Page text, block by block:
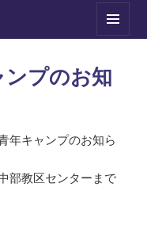
メニュ
ィジェ
ット
ンプのお知
年キャンプのお知ら
部教区センターまで